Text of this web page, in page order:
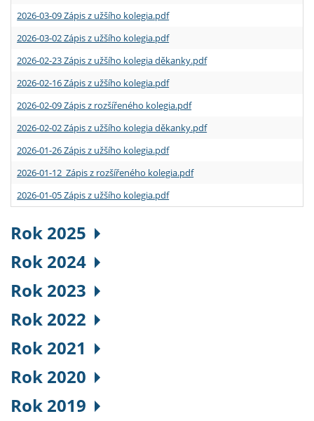
2026-03-09 Zápis z užšího kolegia.pdf
2026-03-02 Zápis z užšího kolegia.pdf
2026-02-23 Zápis z užšího kolegia děkanky.pdf
2026-02-16 Zápis z užšího kolegia.pdf
2026-02-09 Zápis z rozšířeného kolegia.pdf
2026-02-02 Zápis z užšího kolegia děkanky.pdf
2026-01-26 Zápis z užšího kolegia.pdf
2026-01-12 Zápis z rozšířeného kolegia.pdf
2026-01-05 Zápis z užšího kolegia.pdf
Rok 2025
Rok 2024
Rok 2023
Rok 2022
Rok 2021
Rok 2020
Rok 2019